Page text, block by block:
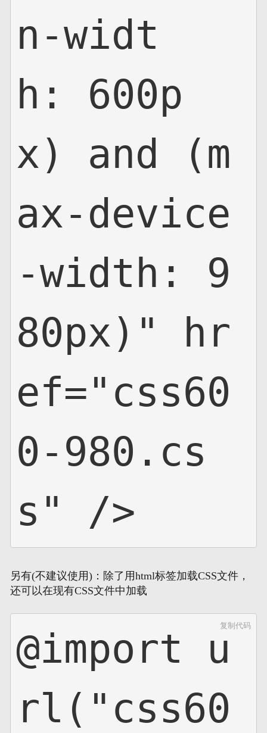
n-widt
h: 600p
x) and (m
ax-device
-width: 9
80px)" hr
ef="css60
0-980.cs
s" />
另有(不建议使用)：除了用html标签加载CSS文件，
还可以在现有CSS文件中加载
复制代码
@import u
rl("css60